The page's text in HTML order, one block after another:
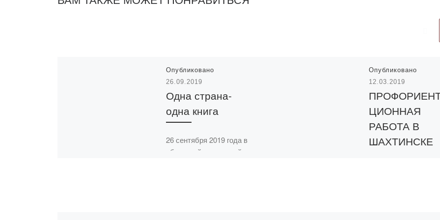
Опубликовано
26.09.2019
Одна страна-
одна книга
26 сентября 2019 года в
областной юношеской
Опубликовано
12.03.2019
ЦИОННАЯ
РАБОТА В
ШАХТИНСКЕ